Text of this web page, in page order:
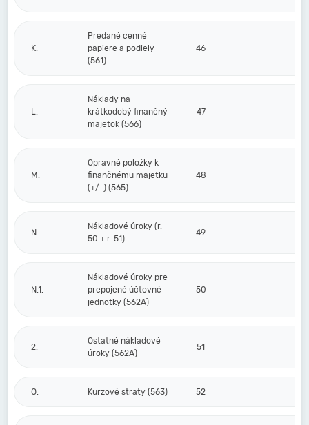
K.
Predané cenné
papiere a podiely
(561)
46
L.
Náklady na
krátkodobý finančný
majetok (566)
47
M.
Opravné položky k
finančnému majetku
(+/-) (565)
48
N.
Nákladové úroky (r.
50 + r. 51)
49
N.1.
Nákladové úroky pre
prepojené účtovné
jednotky (562A)
50
2.
Ostatné nákladové
úroky (562A)
51
O. Kurzové straty (563) 52